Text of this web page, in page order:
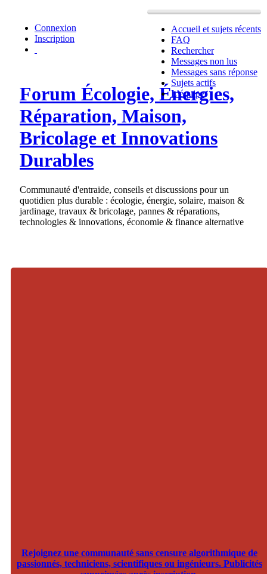
Accueil et sujets récents
FAQ
Rechercher
Messages non lus
Messages sans réponse
Sujets actifs
L’équipe
Connexion
Inscription
Forum Écologie, Énergies,
Réparation, Maison,
Bricolage et Innovations
Durables
Communauté d'entraide, conseils et discussions pour un
quotidien plus durable : écologie, énergie, solaire, maison &
jardinage, travaux & bricolage, pannes & réparations,
technologies & innovations, économie & finance alternative
Rejoignez une communauté sans censure algorithmique de
passionnés, techniciens, scientifiques ou ingénieurs. Publicités